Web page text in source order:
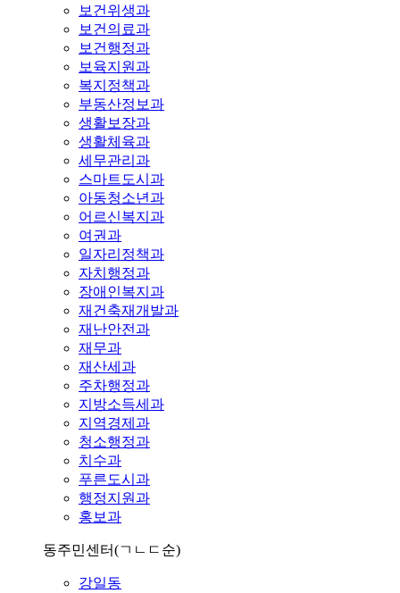
보건위생과
보건의료과
보건행정과
보육지원과
복지정책과
부동산정보과
생활보장과
생활체육과
세무관리과
스마트도시과
아동청소년과
어르신복지과
여권과
일자리정책과
자치행정과
장애인복지과
재건축재개발과
재난안전과
재무과
재산세과
주차행정과
지방소득세과
지역경제과
청소행정과
치수과
푸른도시과
행정지원과
홍보과
동주민센터(ㄱㄴㄷ순)
강일동